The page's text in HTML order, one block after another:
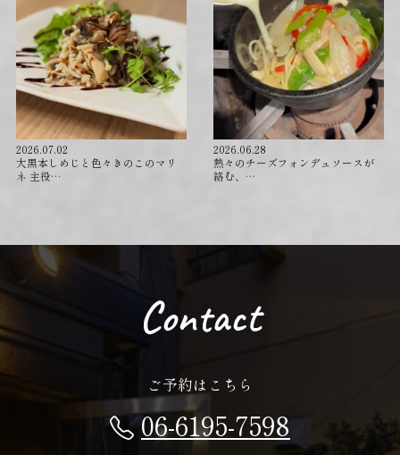
2026.07.02
⁡大黒本しめじと色々きのこのマリ
ネ 主役…
2026.06.28
⁡熱々のチーズフォンデュソースが
絡む、…
Contact
ご予約はこちら
06-6195-7598